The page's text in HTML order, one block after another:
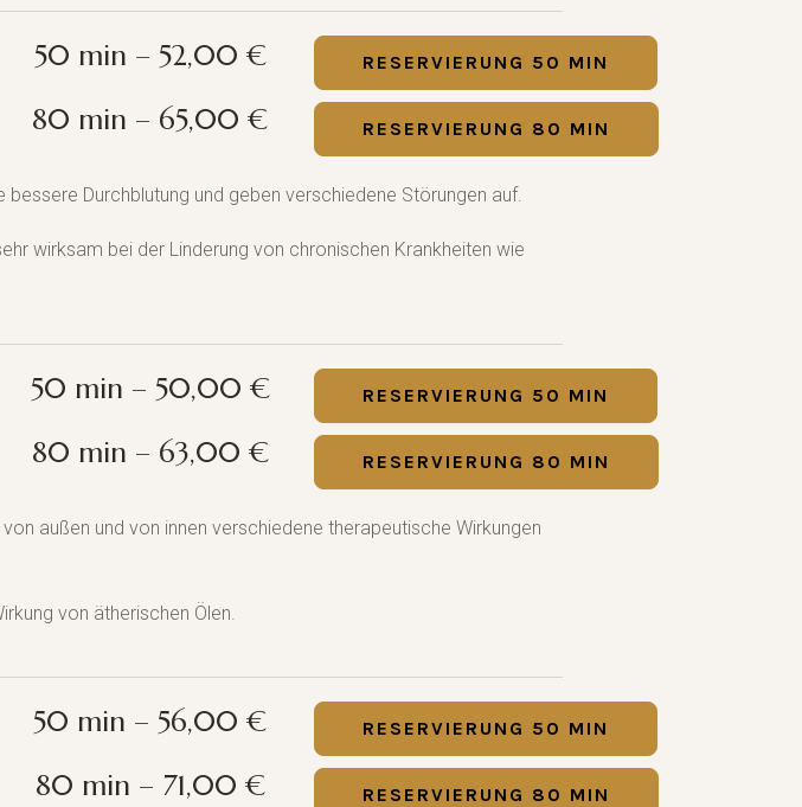
50 min – 52,00 €
80 min – 65,00 €
RESERVIERUNG 50 MIN
RESERVIERUNG 80 MIN
Durchblutung und geben verschiedene Störungen auf.
wirksam bei der Linderung von chronischen Krankheiten wie
50 min – 50,00 €
80 min – 63,00 €
RESERVIERUNG 50 MIN
RESERVIERUNG 80 MIN
außen und von innen verschiedene therapeutische Wirkungen
von ätherischen Ölen.
50 min – 56,00 €
80 min – 71,00 €
RESERVIERUNG 50 MIN
RESERVIERUNG 80 MIN